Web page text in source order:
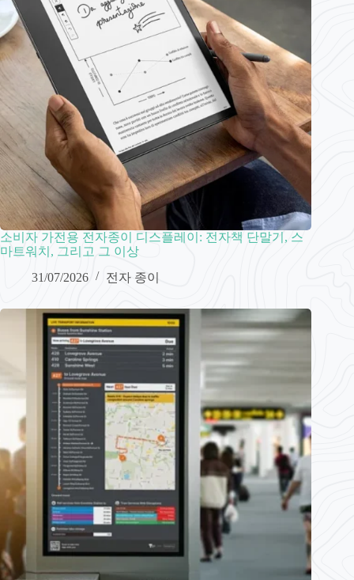
소비자 가전용 전자종이 디스플레이: 전자책 단말기, 스
마트워치, 그리고 그 이상
31/07/2026
전자 종이